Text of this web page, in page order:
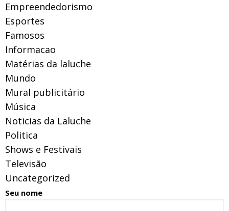
Empreendedorismo
Esportes
Famosos
Informacao
Matérias da laluche
Mundo
Mural publicitário
Música
Noticias da Laluche
Politica
Shows e Festivais
Televisão
Uncategorized
Seu nome